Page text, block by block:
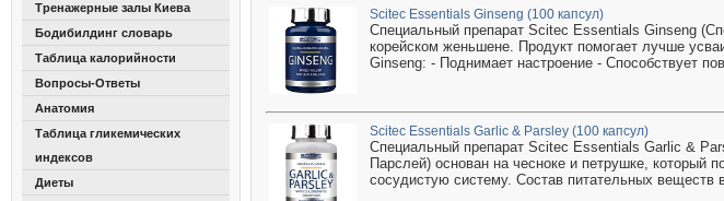
Тренажерные залы Киева
Бодибилдинг словарь
Таблица калорийности
Вопросы-Ответы
Анатомия
Таблица гликемических
индексов
Диеты
Scitec Essentials Ginseng (100 капсул)
Специальный препарат Scitec Essentials Ginseng
корейском женьшене. Продукт помогает лучше
Ginseng: - Поднимает настроение - Способствует
Scitec Essentials Garlic & Parsley (100 капсул)
Специальный препарат Scitec Essentials Garlic &
Парслей) основан на чесноке и петрушке, который
сосудистую систему. Состав питательных веществ